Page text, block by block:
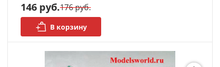
146 руб.176 руб.
В корзину